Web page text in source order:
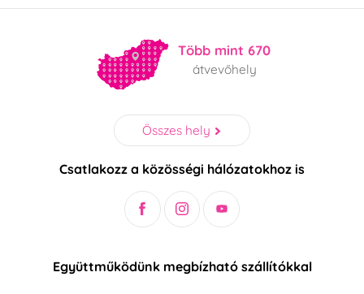
Több mint 670
átvevőhely
Összes hely
Csatlakozz a közösségi hálózatokhoz is
Együttműködünk megbízható szállítókkal